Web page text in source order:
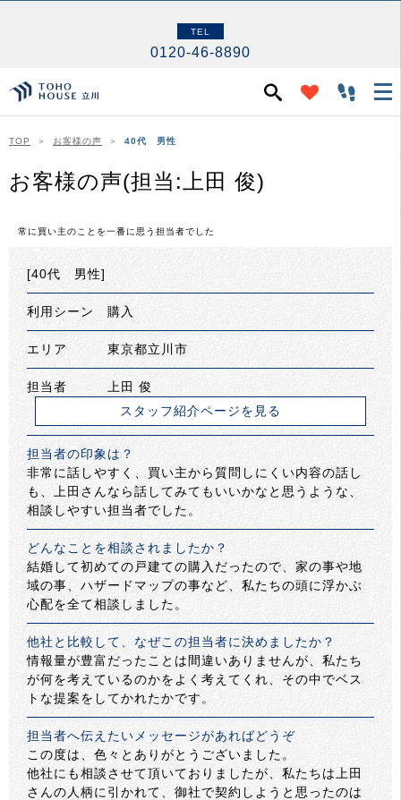
TEL
0120-46-8890
TOP お客様の声 40代 男性
お客様の声(担当:上田 俊)
常に買い主のことを一番に思う担当者でした
[40代 男性]
利用シーン 購入
エリア 東京都立川市
担当者 上田 俊
スタッフ紹介ページを見る
担当者の印象は？
非常に話しやすく、買い主から質問しにくい内容の話し
も、上田さんなら話してみてもいいかなと思うような、
相談しやすい担当者でした。
どんなことを相談されましたか？
結婚して初めての戸建ての購入だったので、家の事や地
域の事、ハザードマップの事など、私たちの頭に浮かぶ
心配を全て相談しました。
他社と比較して、なぜこの担当者に決めましたか？
情報量が豊富だったことは間違いありませんが、私たち
が何を考えているのかをよく考えてくれ、その中でベス
トな提案をしてかれたかです。
担当者へ伝えたいメッセージがあればどうぞ
この度は、色々とありがとうございました。
他社にも相談させて頂いておりましたが、私たちは上田
さんの人柄に引かれて、御社で契約しようと思ったのは